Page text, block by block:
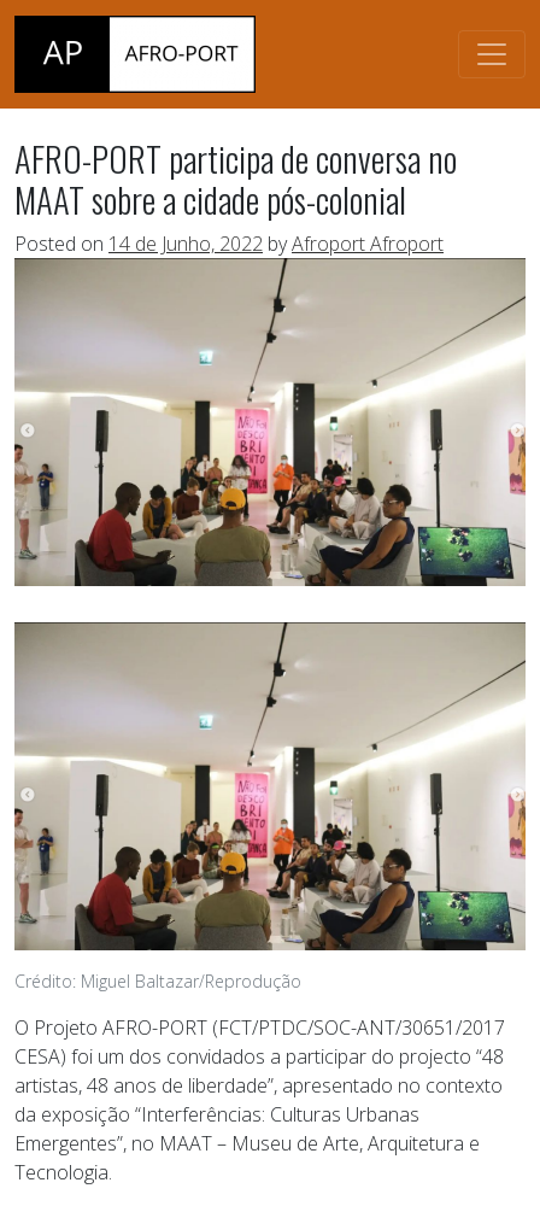
AFRO-PORT participa de conversa no
MAAT sobre a cidade pós-colonial
Posted on 14 de Junho, 2022 byAfroport Afroport
Crédito: Miguel Baltazar/Reprodução
O Projeto AFRO-PORT (FCT/PTDC/SOC-ANT/30651/2017
CESA) foi um dos convidados a participar do projecto “48
artistas, 48 anos de liberdade”, apresentado no contexto
da exposição “Interferências: Culturas Urbanas
Emergentes”, no MAAT – Museu de Arte, Arquitetura e
Tecnologia.